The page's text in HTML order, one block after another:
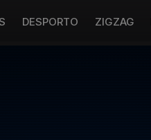
DESPORTO ZIGZAG